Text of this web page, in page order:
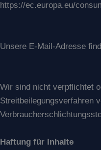
https://ec.europa.eu/
Unsere E-Mail-Adresse
Wir sind nicht verpflichtet
Streitbeilegungsverfahren
Haftung für Inhalte